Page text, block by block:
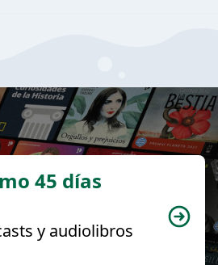
45 días
y audiolibros